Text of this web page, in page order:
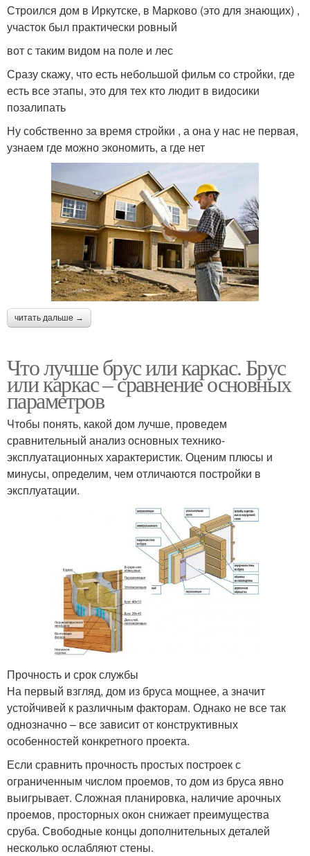
Строился дом в Иркутске, в Марково (это для знающих) ,
участок был практически ровный
вот с таким видом на поле и лес
Сразу скажу, что есть небольшой фильм со стройки, где
есть все этапы, это для тех кто людит в видосики
позалипать
Ну собственно за время стройки , а она у нас не первая,
узнаем где можно экономить, а где нет
читать дальше →
Что лучше брус или каркас. Брус
или каркас – сравнение основных
параметров
Чтобы понять, какой дом лучше, проведем
сравнительный анализ основных технико-
эксплуатационных характеристик. Оценим плюсы и
минусы, определим, чем отличаются постройки в
эксплуатации.
Прочность и срок службы
На первый взгляд, дом из бруса мощнее, а значит
устойчивей к различным факторам. Однако не все так
однозначно – все зависит от конструктивных
особенностей конкретного проекта.
Если сравнить прочность простых построек с
ограниченным числом проемов, то дом из бруса явно
выигрывает. Сложная планировка, наличие арочных
проемов, просторных окон снижает преимущества
сруба. Свободные концы дополнительных деталей
несколько ослабляют стены.